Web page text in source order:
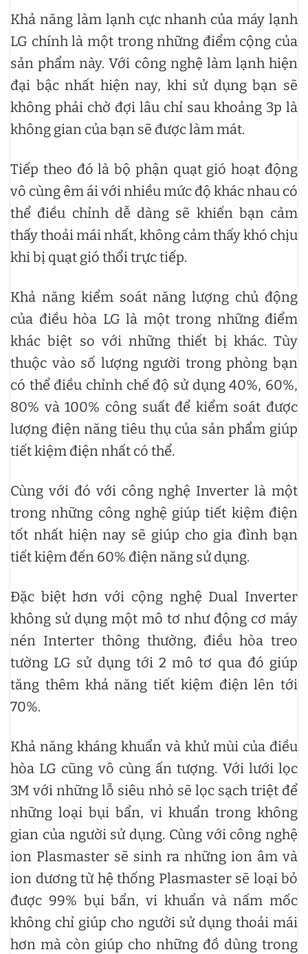
Khả năng làm lạnh cực nhanh của máy lạnh
LG chính là một trong những điểm cộng của
sản phẩm này. Với công nghệ làm lạnh hiện
đại bậc nhất hiện nay, khi sử dụng bạn sẽ
không phải chờ đợi lâu chỉ sau khoảng 3p là
không gian của bạn sẽ được làm mát.
Tiếp theo đó là bộ phận quạt gió hoạt động
vô cùng êm ái với nhiều mức độ khác nhau có
thể điều chỉnh dễ dàng sẽ khiến bạn cảm
thấy thoải mái nhất, không cảm thấy khó chịu
khi bị quạt gió thổi trực tiếp.
Khả năng kiểm soát năng lượng chủ động
của điều hòa LG là một trong những điểm
khác biệt so với những thiết bị khác. Tùy
thuộc vào số lượng người trong phòng bạn
có thể điều chỉnh chế độ sử dụng 40%, 60%,
80% và 100% công suất để kiểm soát được
lượng điện năng tiêu thụ của sản phẩm giúp
tiết kiệm điện nhất có thể.
Cùng với đó với công nghệ Inverter là một
trong những công nghệ giúp tiết kiệm điện
tốt nhất hiện nay sẽ giúp cho gia đình bạn
tiết kiệm đến 60% điện năng sử dụng.
Đặc biệt hơn với cộng nghệ Dual Inverter
không sử dụng một mô tơ như động cơ máy
nén Interter thông thường, điều hòa treo
tường LG sử dụng tới 2 mô tơ qua đó giúp
tăng thêm khả năng tiết kiệm điện lên tới
70%.
Khả năng kháng khuẩn và khử mùi của điều
hòa LG cũng vô cùng ấn tượng. Với lưới lọc
3M với những lỗ siêu nhỏ sẽ lọc sạch triệt để
những loại bụi bẩn, vi khuẩn trong không
gian của người sử dụng. Cùng với công nghệ
ion Plasmaster sẽ sinh ra những ion âm và
ion dương từ hệ thống Plasmaster sẽ loại bỏ
được 99% bụi bẩn, vi khuẩn và nấm mốc
không chỉ giúp cho người sử dụng thoải mái
hơn mà còn giúp cho những đồ dùng trong